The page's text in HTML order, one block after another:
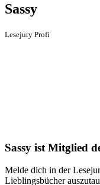
Sassy
Lesejury Profi
Sassy ist Mitglied
Melde dich in der
Lieblingsbücher